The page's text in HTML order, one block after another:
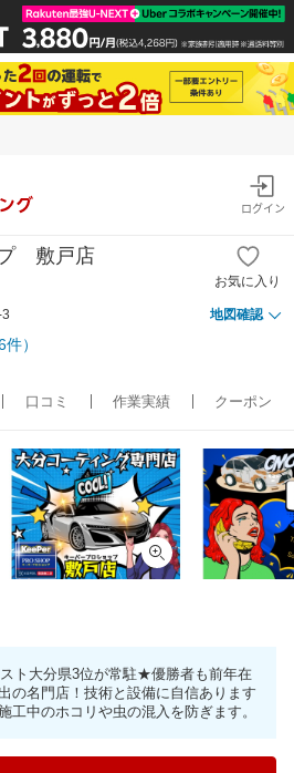
グ
ログイン
プ 敷戸店
お気に入り
地図確認
件）
口コミ 作業実績 クーポン
ト大分県3位が常駐★優勝者も前年在
の名門店！技術と設備に自信あります
工中のホコリや虫の混入を防ぎます。